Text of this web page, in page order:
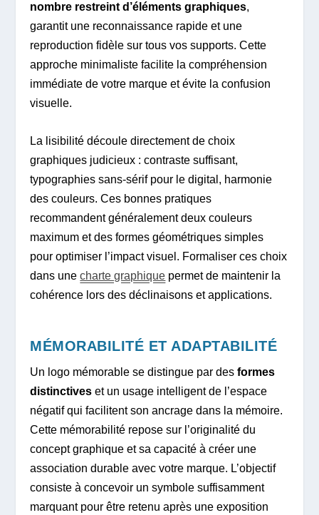
nombre restreint d’éléments graphiques,
garantit une reconnaissance rapide et une
reproduction fidèle sur tous vos supports. Cette
approche minimaliste facilite la compréhension
immédiate de votre marque et évite la confusion
visuelle.
La lisibilité découle directement de choix
graphiques judicieux : contraste suffisant,
typographies sans-sérif pour le digital, harmonie
des couleurs. Ces bonnes pratiques
recommandent généralement deux couleurs
maximum et des formes géométriques simples
pour optimiser l’impact visuel. Formaliser ces choix
dans unecharte graphique permet de maintenir la
cohérence lors des déclinaisons et applications.
MÉMORABILITÉ ET ADAPTABILITÉ
Un logo mémorable se distingue par desformes
distinctives et un usage intelligent de l’espace
négatif qui facilitent son ancrage dans la mémoire.
Cette mémorabilité repose sur l’originalité du
concept graphique et sa capacité à créer une
association durable avec votre marque. L’objectif
consiste à concevoir un symbole suffisamment
marquant pour être retenu après une exposition